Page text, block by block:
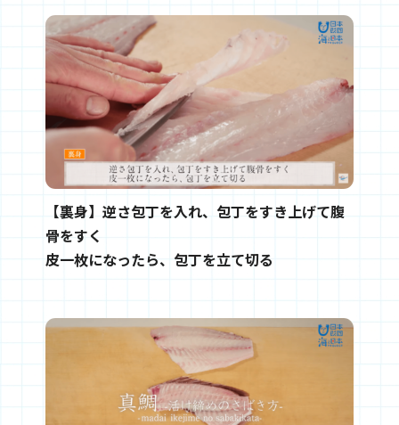
【裏身】逆さ包丁を入れ、包丁をすき上げて腹
骨をすく
皮一枚になったら、包丁を立て切る